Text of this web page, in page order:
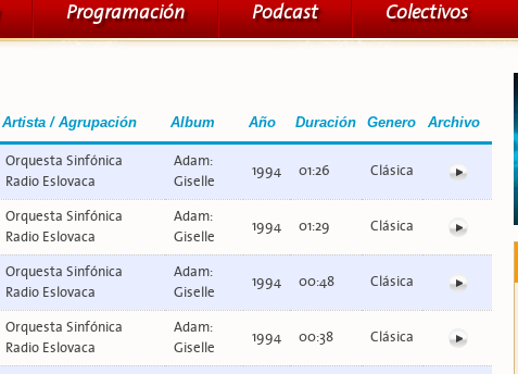
Programación Podcast Colectivos
Artista / Agrupación Album Año Duración Genero Archivo
Orquesta Sinfónica
Radio Eslovaca
Adam:
Giselle
1994 01:26 Clásica
Orquesta Sinfónica
Radio Eslovaca
Adam:
Giselle
1994 01:29 Clásica
Orquesta Sinfónica
Radio Eslovaca
Adam:
Giselle
1994 00:48 Clásica
Orquesta Sinfónica
Radio Eslovaca
Adam:
Giselle
1994 00:38 Clásica